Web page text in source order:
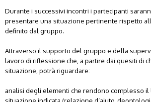
Durante i successivi incontri i partecipanti
presentare una situazione pertinente rispetto
definito dal gruppo.
Attraverso il supporto del gruppo e della
lavoro di riflessione che, a partire dai quesiti di
situazione, potrà riguardare:
analisi degli elementi che rendono complesso